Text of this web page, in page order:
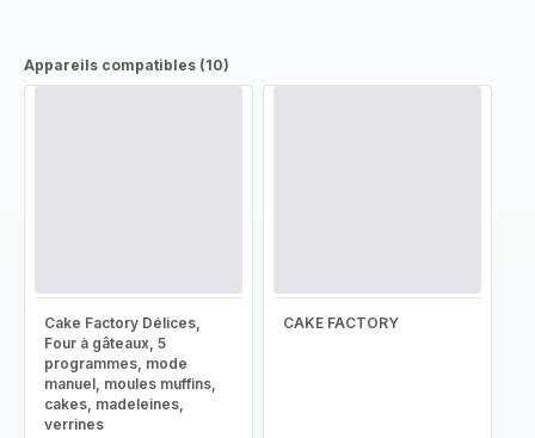
Appareils compatibles (10)
Cake Factory Délices,
Four à gâteaux, 5
programmes, mode
manuel, moules muffins,
cakes, madeleines,
verrines
CAKE FACTORY